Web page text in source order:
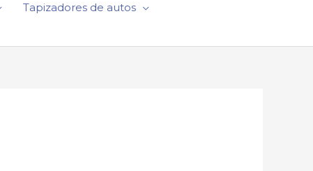
Tapizadores de autos